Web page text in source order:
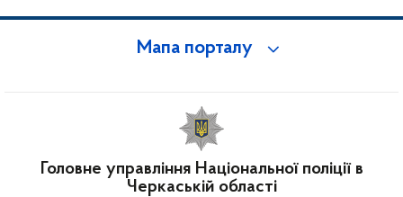
Мапа порталу
Головне управління Національної поліції в
Черкаській області